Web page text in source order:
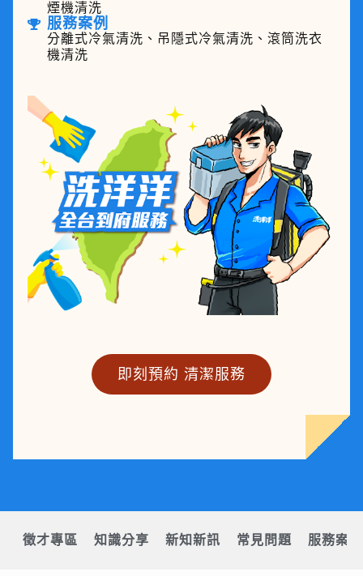
煙機清洗
服務案例
分離式冷氣清洗、吊隱式冷氣清洗、滾筒洗衣
機清洗
即刻預約 清潔服務
徵才專區 知識分享 新知新訊 常見問題 服務案例